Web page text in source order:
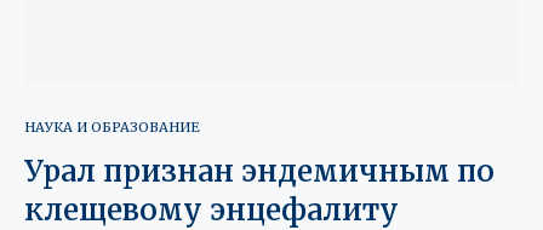
НАУКА И ОБРАЗОВАНИЕ
Урал признан эндемичным по
клещевому энцефалиту